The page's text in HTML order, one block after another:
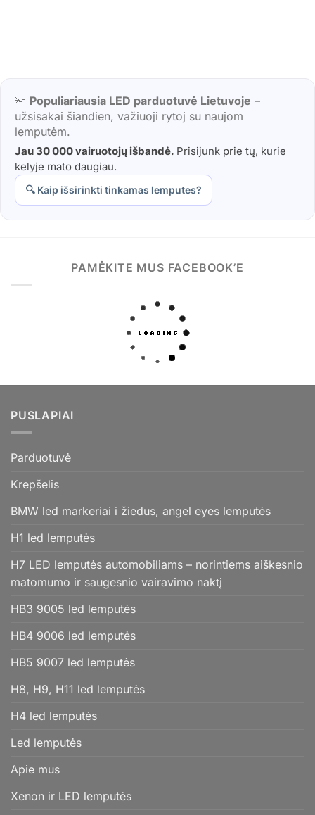
🔦 Populiariausia LED parduotuvė Lietuvoje –
užsisakai šiandien, važiuoji rytoj su naujom
lemputėm.
Jau 30 000 vairuotojų išbandė. Prisijunk prie tų, kurie
kelyje mato daugiau.
🔍 Kaip išsirinkti tinkamas lemputes?
PAMĖKITE MUS FACEBOOK’E
PUSLAPIAI
Parduotuvė
Krepšelis
BMW led markeriai i žiedus, angel eyes lemputės
H1 led lemputės
H7 LED lemputės automobiliams – norintiems aiškesnio
matomumo ir saugesnio vairavimo naktį
HB3 9005 led lemputės
HB4 9006 led lemputės
HB5 9007 led lemputės
H8, H9, H11 led lemputės
H4 led lemputės
Led lemputės
Apie mus
Xenon ir LED lemputės